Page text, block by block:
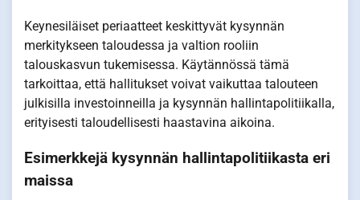
Keynesiläiset periaatteet keskittyvät kysynnän
merkitykseen taloudessa ja valtion rooliin
talouskasvun tukemisessa. Käytännössä tämä
tarkoittaa, että hallitukset voivat vaikuttaa talouteen
julkisilla investoinneilla ja kysynnän hallintapolitiikalla,
erityisesti taloudellisesti haastavina aikoina.
Esimerkkejä kysynnän hallintapolitiikasta eri
maissa